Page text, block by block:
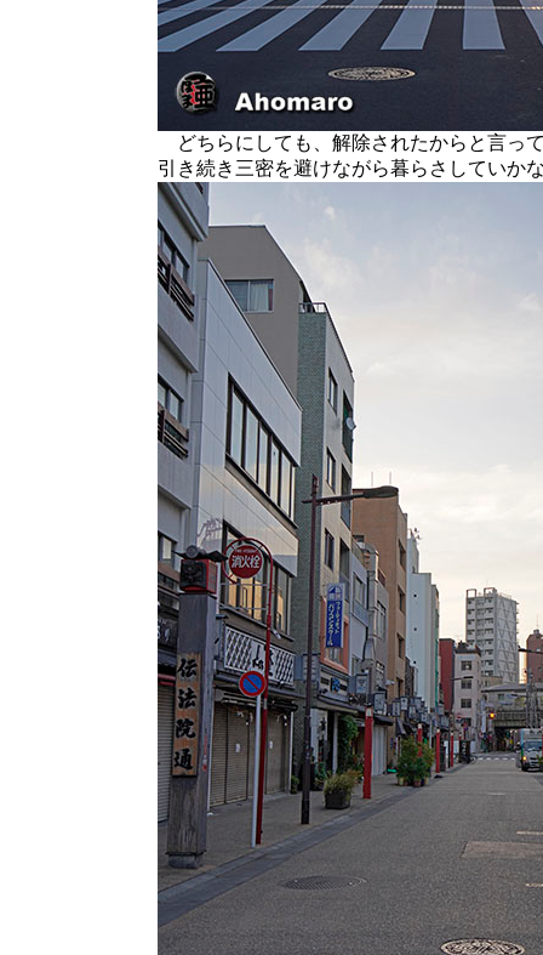
どちらにしても、解除されたからと言っ
引き続き三密を避けながら暮らさしていか